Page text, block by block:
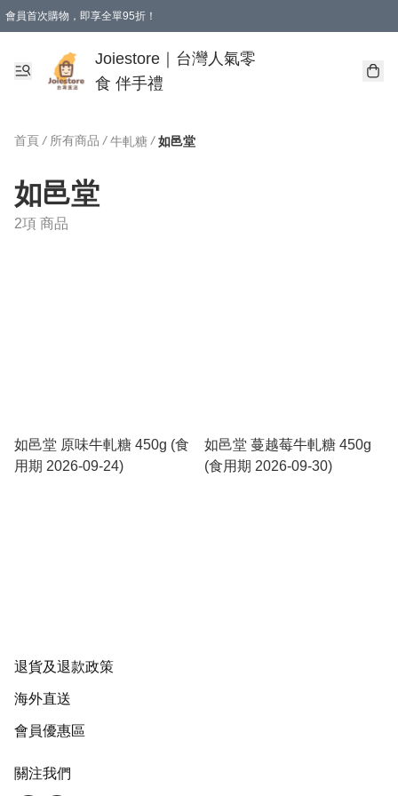
會員首次購物，即享全單95折！
購物滿 HKD 350.00即享免運費優惠！（適用於 本地送貨、本地取貨 )
Joiestore｜台灣人氣零
食 伴手禮
首頁 / 所有商品 / 牛軋糖 / 如邑堂
如邑堂
2項 商品
如邑堂 原味牛軋糖 450g (食
用期 2026-09-24)
如邑堂 蔓越莓牛軋糖 450g
(食用期 2026-09-30)
退貨及退款政策
海外直送
會員優惠區
關注我們